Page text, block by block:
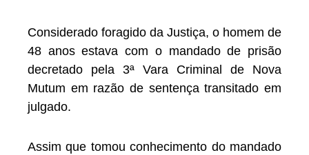
Considerado foragido da Justiça, o homem de
48 anos estava com o mandado de prisão
decretado pela 3ª Vara Criminal de Nova
Mutum em razão de sentença transitado em
julgado.
Assim que tomou conhecimento do mandado